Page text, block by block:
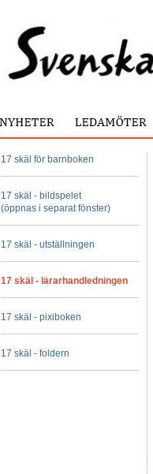
17 skäl för barnboken
17 skäl - bildspelet
(öppnas i separat fönster)
17 skäl - utställningen
17 skäl - lärarhandledningen
17 skäl - pixiboken
17 skäl - foldern